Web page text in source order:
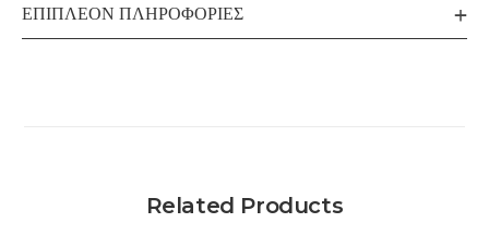
ΕΠΙΠΛΈΟΝ ΠΛΗΡΟΦΟΡΊΕΣ
Related Products